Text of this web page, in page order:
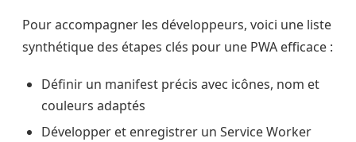
Pour accompagner les développeurs, voici une liste
synthétique des étapes clés pour une PWA efficace :
Définir un manifest précis avec icônes, nom et
couleurs adaptés
Développer et enregistrer un Service Worker